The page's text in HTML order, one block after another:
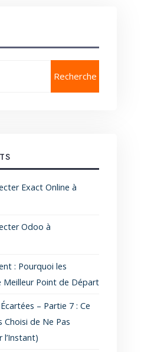
Recherche
Exact Online à
Odoo à
: Pourquoi les
Meilleur Point de Départ
– Partie 7 : Ce
Choisi de Ne Pas
l’Instant)